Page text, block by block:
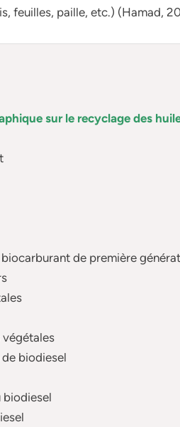
feuilles, paille, etc.) (Hamad,
sur le recyclage des
de première
végétales
biodiesel
biodiesel